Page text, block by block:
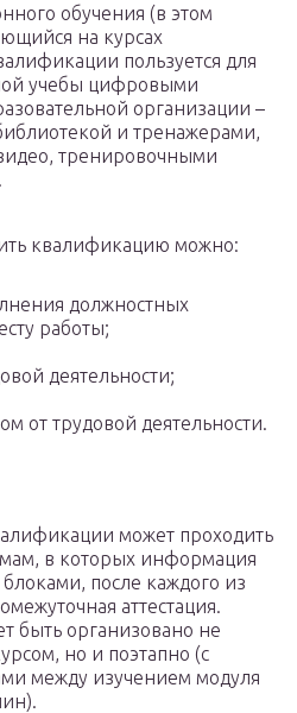
обучения (в этом
на курсах
пользуется для
учебы цифровыми
организации –
и тренажерами,
тренировочными
квалификацию можно:
должностных
работы;
деятельности;
от трудовой деятельности.
может проходить
в которых информация
после каждого из
аттестация.
быть организовано не
но и поэтапно (с
между изучением модуля